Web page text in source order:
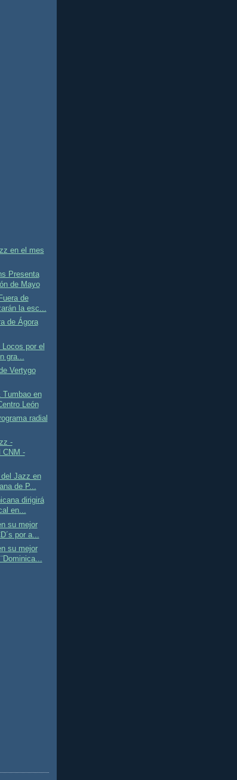
en el mes
Presenta
de Mayo
de
la esc...
de Ágora
por el
gra...
Vertygo
Tumbao en
León
radial
-
CNM -
Jazz en
de P...
dirigirá
en...
su mejor
por a...
su mejor